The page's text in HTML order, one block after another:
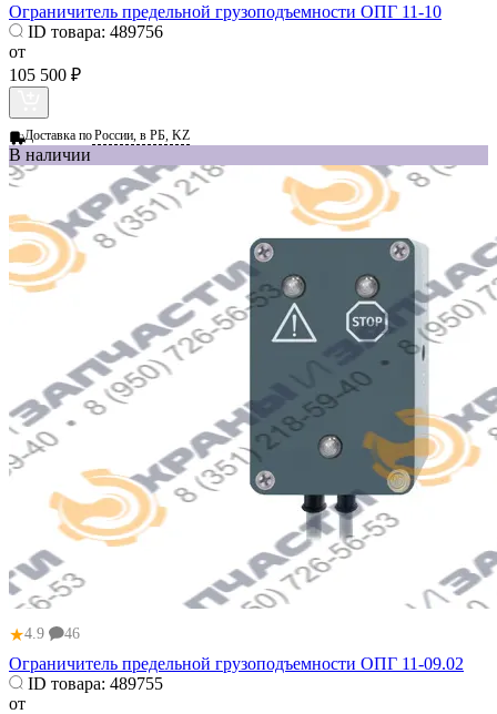
Ограничитель предельной грузоподъемности ОПГ 11-10
ID товара: 489756
от
105 500 ₽
Доставка поРоссии, в РБ, KZ
В наличии
★4.9 46
Ограничитель предельной грузоподъемности ОПГ 11-09.02
ID товара: 489755
от